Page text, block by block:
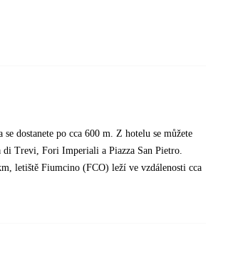
dostanete po cca 600 m. Z hotelu se můžete
di Trevi, Fori Imperiali a Piazza San Pietro.
letiště Fiumcino (FCO) leží ve vzdálenosti cca